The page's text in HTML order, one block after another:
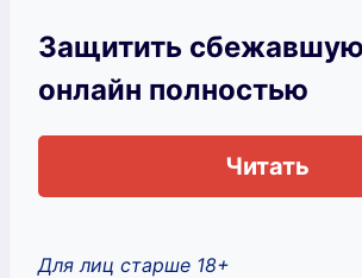
Защитить сбежавшую
онлайн полностью
Читать
Для лиц старше 18+